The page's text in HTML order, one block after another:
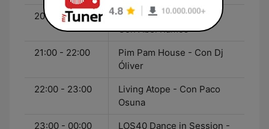
20:00 - 21:00
LOS40 Dance Reserva -
Con Abel Ramos
21:00 - 22:00
Pim Pam House - Con Dj
Óliver
22:00 - 23:00
Living Atope - Con Paco
Osuna
23:00 - 00:00
LOS40 Dance in Session -